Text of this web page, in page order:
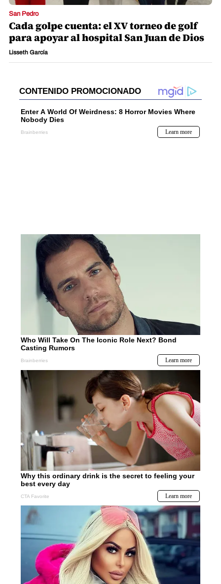
San Pedro
Cada golpe cuenta: el XV torneo de golf
para apoyar al hospital San Juan de Dios
Lisseth García